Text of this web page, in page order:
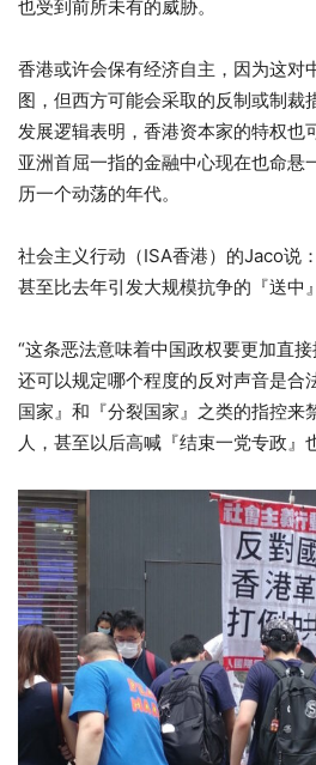
也受到前所未有的威胁。
香港或许会保有经济自主，因为这对
图，但西方可能会采取的反制或制裁
发展逻辑表明，香港资本家的特权也
亚洲首屈一指的金融中心现在也命悬
历一个动荡的年代。
社会主义行动（ISA香港）的Jaco说
甚至比去年引发大规模抗争的『送中
“这条恶法意味着中国政权要更加直
还可以规定哪个程度的反对声音是合
国家』和『分裂国家』之类的指控来
人，甚至以后高喊『结束一党专政』